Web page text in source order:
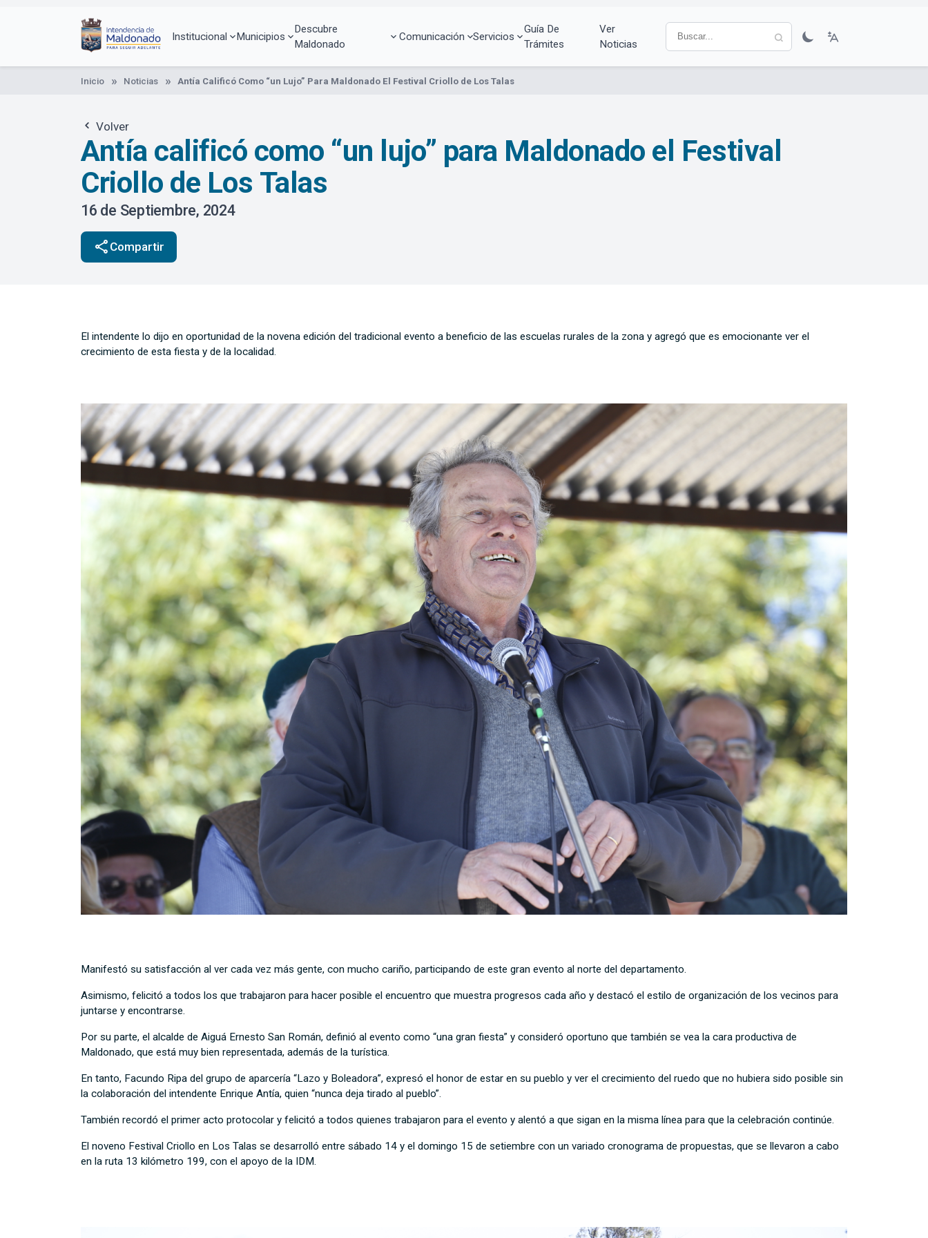
Institucional Municipios
Descubre
Maldonado
Comunicación Servicios
Guía De
Trámites
Ver
Noticias
Inicio Noticias Antía Calificó Como “un Lujo” Para Maldonado El Festival Criollo de Los Talas
Volver
Antía calificó como “un lujo” para Maldonado el Festival
Criollo de Los Talas
16 de Septiembre, 2024
share Compartir
El intendente lo dijo en oportunidad de la novena edición del tradicional evento a beneficio de las escuelas rurales de la zona y agregó que es emocionante ver el
crecimiento de esta fiesta y de la localidad.
Manifestó su satisfacción al ver cada vez más gente, con mucho cariño, participando de este gran evento al norte del departamento.
Asimismo, felicitó a todos los que trabajaron para hacer posible el encuentro que muestra progresos cada año y destacó el estilo de organización de los vecinos para
juntarse y encontrarse.
Por su parte, el alcalde de Aiguá Ernesto San Román, definió al evento como “una gran fiesta” y consideró oportuno que también se vea la cara productiva de
Maldonado, que está muy bien representada, además de la turística.
En tanto, Facundo Ripa del grupo de aparcería “Lazo y Boleadora”, expresó el honor de estar en su pueblo y ver el crecimiento del ruedo que no hubiera sido posible sin
la colaboración del intendente Enrique Antía, quien “nunca deja tirado al pueblo”.
También recordó el primer acto protocolar y felicitó a todos quienes trabajaron para el evento y alentó a que sigan en la misma línea para que la celebración continúe.
El noveno Festival Criollo en Los Talas se desarrolló entre sábado 14 y el domingo 15 de setiembre con un variado cronograma de propuestas, que se llevaron a cabo
en la ruta 13 kilómetro 199, con el apoyo de la IDM.